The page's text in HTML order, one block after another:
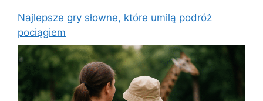
Najlepsze gry słowne, które umilą podróż
pociągiem